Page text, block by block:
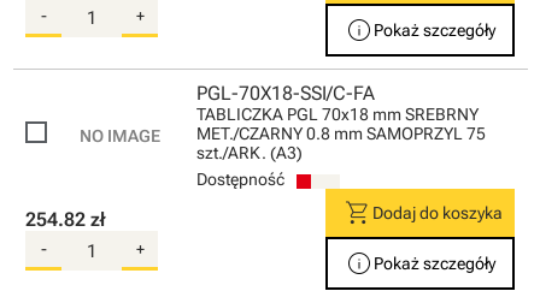
- + info Pokaż szczegóły
PGL-70X18-SSI/C-FA
TABLICZKA PGL 70x18 mm SREBRNY
MET./CZARNY 0.8 mm SAMOPRZYL 75
szt./ARK. (A3)
Dostępność
254.82 zł
- +
shopping_cart Dodaj do koszyka
info Pokaż szczegóły